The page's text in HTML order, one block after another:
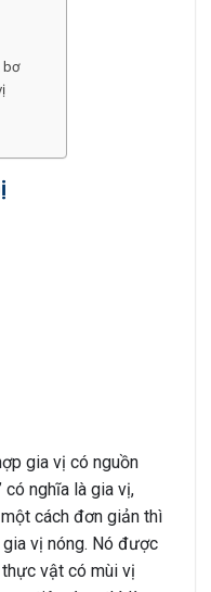
bơ
gia vị có nguồn
có nghĩa là gia vị,
một cách đơn giản thì
gia vị nóng. Nó được
vật có mùi vị